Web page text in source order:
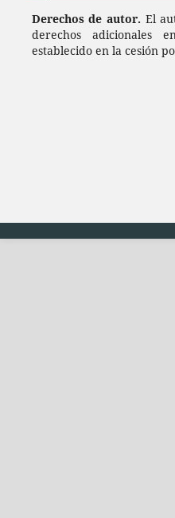
Derechos de autor. El
derechos adicionales
establecido en la cesión